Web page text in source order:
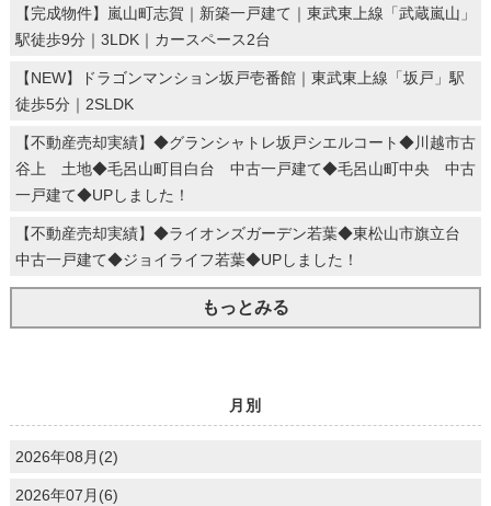
【完成物件】嵐山町志賀｜新築一戸建て｜東武東上線「武蔵嵐山」
駅徒歩9分｜3LDK｜カースペース2台
【NEW】ドラゴンマンション坂戸壱番館｜東武東上線「坂戸」駅
徒歩5分｜2SLDK
【不動産売却実績】◆グランシャトレ坂戸シエルコート◆川越市古
谷上 土地◆毛呂山町目白台 中古一戸建て◆毛呂山町中央 中古
一戸建て◆UPしました！
【不動産売却実績】◆ライオンズガーデン若葉◆東松山市旗立台
中古一戸建て◆ジョイライフ若葉◆UPしました！
もっとみる
月別
2026年08月(2)
2026年07月(6)